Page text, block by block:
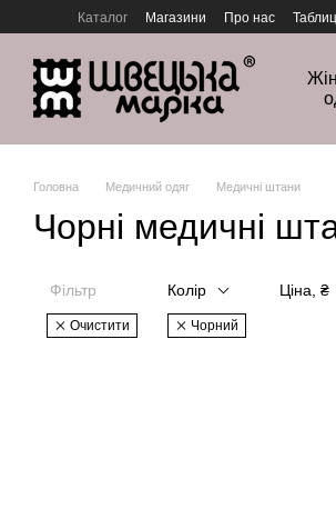
Перейти до основного контенту
Каталог Магазини Про нас
Головна Медичний одяг Медичні штани
Чорні медичні
Фільтр
Очистити
Колір
Чорний
Ціна, ₴